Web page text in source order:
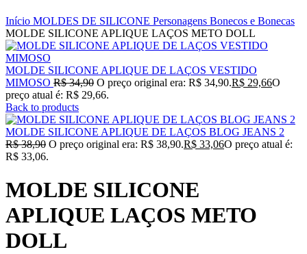
Início MOLDES DE SILICONE Personagens Bonecos e Bonecas
MOLDE SILICONE APLIQUE LAÇOS METO DOLL
MOLDE SILICONE APLIQUE DE LAÇOS VESTIDO
MIMOSO R$34,90 O preço original era: R$ 34,90.R$ 29,66O
preço atual é: R$ 29,66.
Back to products
MOLDE SILICONE APLIQUE DE LAÇOS BLOG JEANS 2
R$38,90 O preço original era: R$ 38,90.R$ 33,06O preço atual é:
R$ 33,06.
MOLDE SILICONE
APLIQUE LAÇOS METO
DOLL